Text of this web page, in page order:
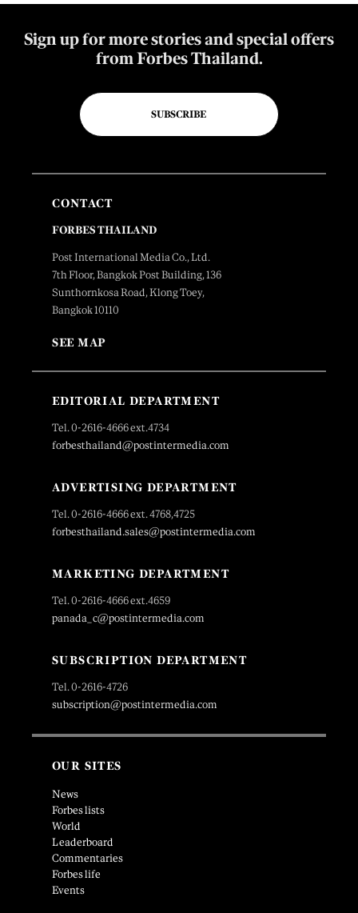
Sign up for more stories and special offers
from Forbes Thailand.
SUBSCRIBE
CONTACT
FORBES THAILAND
Post International Media Co., Ltd.
7th Floor, Bangkok Post Building, 136
Sunthornkosa Road, Klong Toey,
Bangkok 10110
SEE MAP
EDITORIAL DEPARTMENT
Tel. 0-2616-4666 ext.4734
forbesthailand@postintermedia.com
ADVERTISING DEPARTMENT
Tel. 0-2616-4666 ext. 4768,4725
forbesthailand.sales@postintermedia.com
MARKETING DEPARTMENT
Tel. 0-2616-4666 ext.4659
panada_c@postintermedia.com
SUBSCRIPTION DEPARTMENT
Tel. 0-2616-4726
subscription@postintermedia.com
OUR SITES
News
Forbes lists
World
Leaderboard
Commentaries
Forbes life
Events